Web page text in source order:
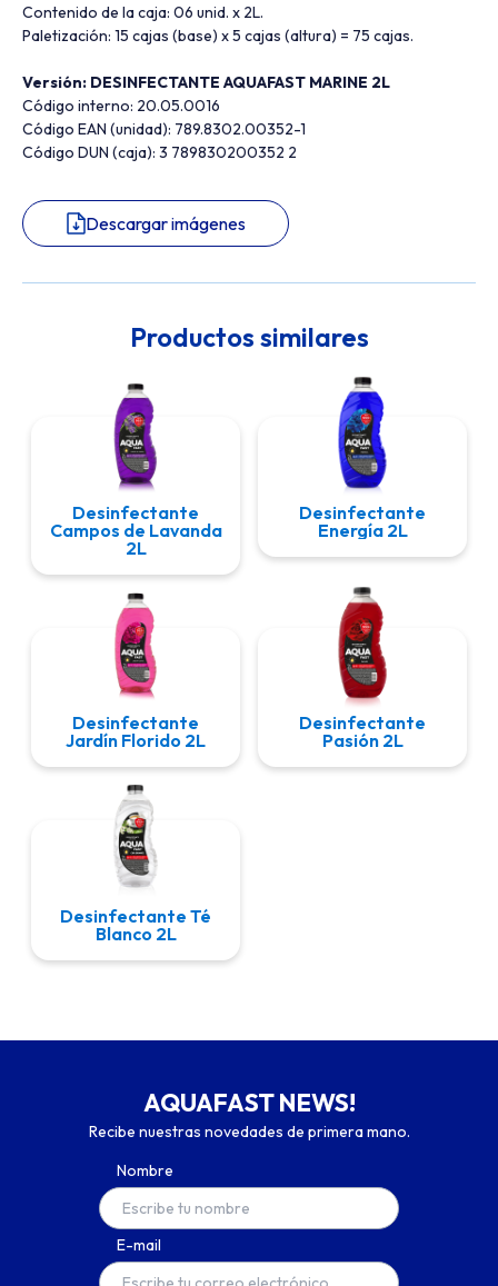
Contenido de la caja: 06 unid. x 2L.
Paletización: 15 cajas (base) x 5 cajas (altura) = 75 cajas.
Versión: DESINFECTANTE AQUAFAST MARINE 2L
Código interno: 20.05.0016
Código EAN (unidad): 789.8302.00352-1
Código DUN (caja): 3 789830200352 2
Descargar imágenes
Productos similares
Desinfectante
Campos de Lavanda
2L
Desinfectante
Energía 2L
Desinfectante
Jardín Florido 2L
Desinfectante
Pasión 2L
Desinfectante Té
Blanco 2L
AQUAFAST NEWS!
Recibe nuestras novedades de primera mano.
Nombre
E-mail